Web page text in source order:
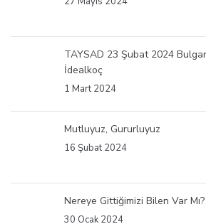
TAYSAD 23 Şubat 2024
İdealkoç
1 Mart 2024
Mutluyuz, Gururluyuz
16 Şubat 2024
Nereye Gittiğimizi Bilen Var Mı?
30 Ocak 2024